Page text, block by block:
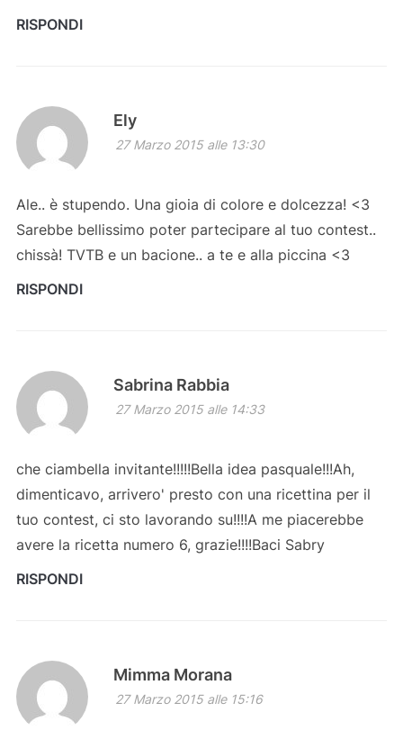
RISPONDI
Ely
27 Marzo 2015 alle 13:30
Ale.. è stupendo. Una gioia di colore e dolcezza! <3
Sarebbe bellissimo poter partecipare al tuo contest..
chissà! TVTB e un bacione.. a te e alla piccina <3
RISPONDI
Sabrina Rabbia
27 Marzo 2015 alle 14:33
che ciambella invitante!!!!!Bella idea pasquale!!!Ah,
dimenticavo, arrivero' presto con una ricettina per il
tuo contest, ci sto lavorando su!!!!A me piacerebbe
avere la ricetta numero 6, grazie!!!!Baci Sabry
RISPONDI
Mimma Morana
27 Marzo 2015 alle 15:16